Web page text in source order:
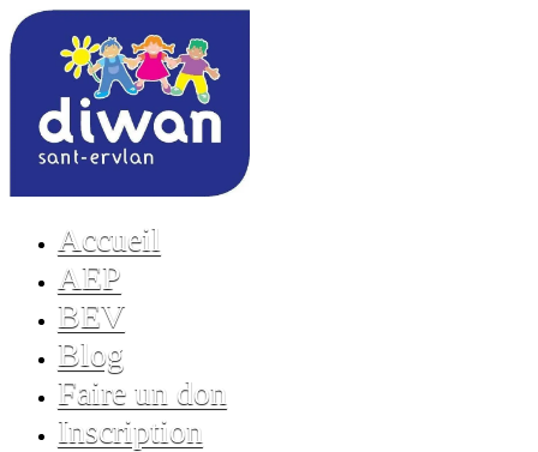
Accueil
AEP
BEV
Blog
Faire un don
Inscription